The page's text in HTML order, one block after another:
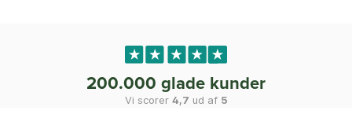
200.000 glade kunder
Vi scorer 4,7 ud af 5